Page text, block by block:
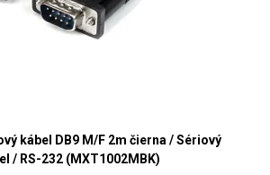
kábel DB9 M/F 2m čierna / Sériový
/ RS-232 (MXT1002MBK)